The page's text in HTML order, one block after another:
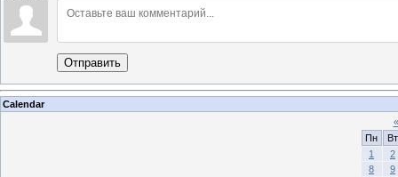
Отправить
Calendar
«
Пн
Вт
1
2
8
9